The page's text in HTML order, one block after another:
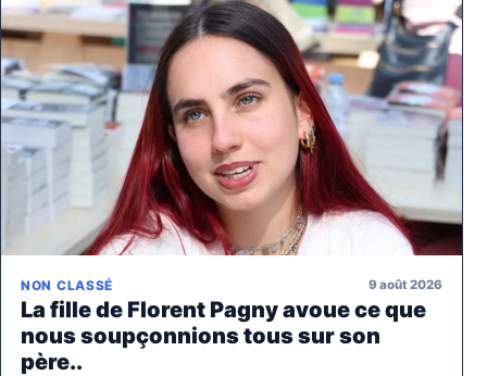
NON CLASSÉ 9 août 2026
La fille de Florent Pagny avoue ce que
nous soupçonnions tous sur son
père..